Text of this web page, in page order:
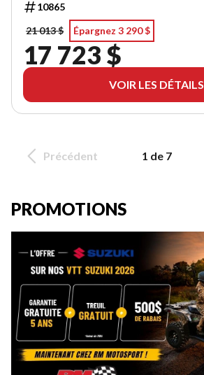
10865
21 013 $
Épargnez 3 290 $
17 723 $
VOIR LES DÉTAILS
Précédent 1 de 7
PROMOTIONS